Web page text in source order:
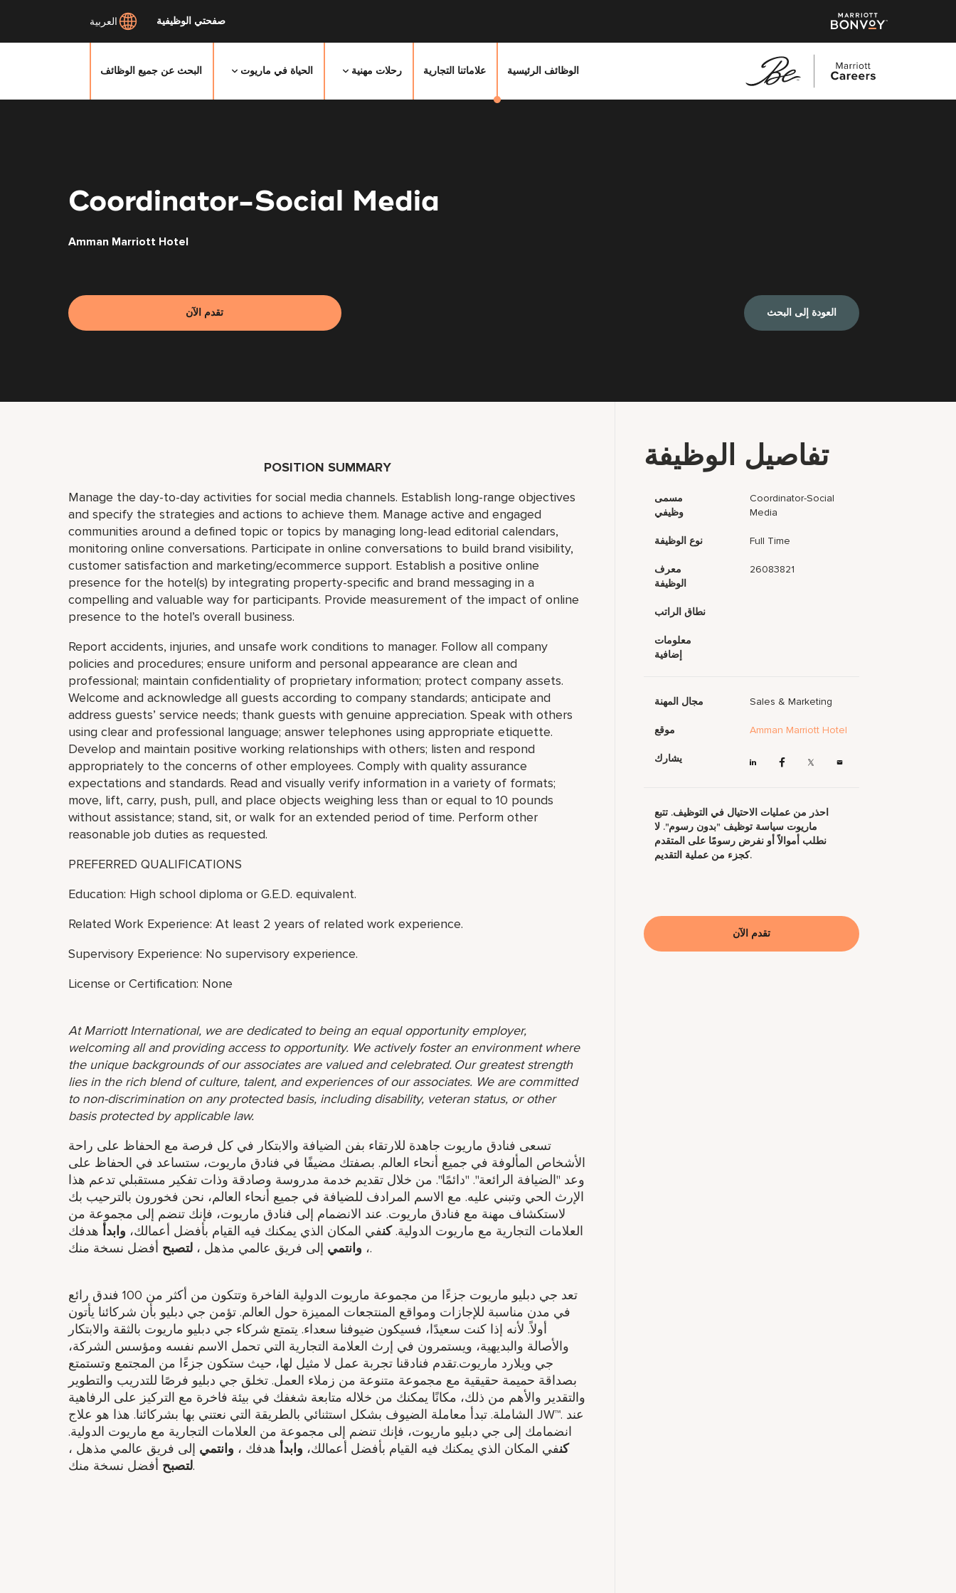
صفحتي الوظيفية العربية
الوظائف الرئيسية علاماتنا التجارية رحلات مهنية الحياة في ماريوت البحث عن جميع الوظائف
Coordinator-Social Media
Amman Marriott Hotel
تقدم الآن العودة إلى البحث
POSITION SUMMARY
Manage the day-to-day activities for social media channels. Establish long-range objectives
and specify the strategies and actions to achieve them. Manage active and engaged
communities around a defined topic or topics by managing long-lead editorial calendars,
monitoring online conversations. Participate in online conversations to build brand visibility,
customer satisfaction and marketing/ecommerce support. Establish a positive online
presence for the hotel(s) by integrating property-specific and brand messaging in a
compelling and valuable way for participants. Provide measurement of the impact of online
presence to the hotel’s overall business.
Report accidents, injuries, and unsafe work conditions to manager. Follow all company
policies and procedures; ensure uniform and personal appearance are clean and
professional; maintain confidentiality of proprietary information; protect company assets.
Welcome and acknowledge all guests according to company standards; anticipate and
address guests’ service needs; thank guests with genuine appreciation. Speak with others
using clear and professional language; answer telephones using appropriate etiquette.
Develop and maintain positive working relationships with others; listen and respond
appropriately to the concerns of other employees. Comply with quality assurance
expectations and standards. Read and visually verify information in a variety of formats;
move, lift, carry, push, pull, and place objects weighing less than or equal to 10 pounds
without assistance; stand, sit, or walk for an extended period of time. Perform other
reasonable job duties as requested.
PREFERRED QUALIFICATIONS
Education: High school diploma or G.E.D. equivalent.
Related Work Experience: At least 2 years of related work experience.
Supervisory Experience: No supervisory experience.
License or Certification: None
At Marriott International, we are dedicated to being an equal opportunity employer,
welcoming all and providing access to opportunity. We actively foster an environment where
the unique backgrounds of our associates are valued and celebrated. Our greatest strength
lies in the rich blend of culture, talent, and experiences of our associates. We are committed
to non-discrimination on any protected basis, including disability, veteran status, or other
basis protected by applicable law.
تسعى فنادق ماريوت جاهدة للارتقاء بفن الضيافة والابتكار في كل فرصة مع الحفاظ على راحة
الأشخاص المألوفة في جميع أنحاء العالم. بصفتك مضيفًا في فنادق ماريوت، ستساعد في الحفاظ على
وعد "الضيافة الرائعة". "دائمًا". من خلال تقديم خدمة مدروسة وصادقة وذات تفكير مستقبلي تدعم هذا
الإرث الحي وتبني عليه. مع الاسم المرادف للضيافة في جميع أنحاء العالم، نحن فخورون بالترحيب بك
لاستكشاف مهنة مع فنادق ماريوت. عند الانضمام إلى فنادق ماريوت، فإنك تنضم إلى مجموعة من
العلامات التجارية مع ماريوت الدولية.كنفي المكان الذي يمكنك فيه القيام بأفضل أعمالك، وابدأ هدفك
​، وانتمي إلى فريق عالمي مذهل ​، لتصبح أفضل نسخة منك.
تعد جي دبليو ماريوت جزءًا من مجموعة ماريوت الدولية الفاخرة وتتكون من أكثر من 100 فندق رائع
في مدن مناسبة للإجازات ومواقع المنتجعات المميزة حول العالم. تؤمن جي دبليو بأن شركائنا يأتون
أولاً. لأنه إذا كنت سعيدًا، فسيكون ضيوفنا سعداء. يتمتع شركاء جي دبليو ماريوت بالثقة والابتكار
والأصالة والبديهية، ويستمرون في إرث العلامة التجارية التي تحمل الاسم نفسه ومؤسس الشركة،
جي ويلارد ماريوت.تقدم فنادقنا تجربة عمل لا مثيل لها، حيث ستكون جزءًا من المجتمع وتستمتع
بصداقة حميمة حقيقية مع مجموعة متنوعة من زملاء العمل. تخلق جي دبليو فرصًا للتدريب والتطوير
والتقدير والأهم من ذلك، مكانًا يمكنك من خلاله متابعة شغفك في بيئة فاخرة مع التركيز على الرفاهية
الشاملة. تبدأ معاملة الضيوف بشكل استثنائي بالطريقة التي نعتني بها بشركائنا. هذا هو علاج JW™. عند
انضمامك إلى جي دبليو ماريوت، فإنك تنضم إلى مجموعة من العلامات التجارية مع ماريوت الدولية.
كنفي المكان الذي يمكنك فيه القيام بأفضل أعمالك، وابدأ هدفك ​، وانتمي إلى فريق عالمي مذهل ​،
لتصبحأفضل نسخة منك.
تفاصيل الوظيفة
مسمى
وظيفي
Coordinator-Social
Media
نوع الوظيفة Full Time
معرف
الوظيفة
26083821
نطاق الراتب
معلومات
إضافية
مجال المهنة Sales & Marketing
موقع Amman Marriott Hotel
يشارك
احذر من عمليات الاحتيال في التوظيف. تتبع
ماريوت سياسة توظيف "بدون رسوم". لا
نطلب أموالاً أو نفرض رسومًا على المتقدم
كجزء من عملية التقديم.
تقدم الآن